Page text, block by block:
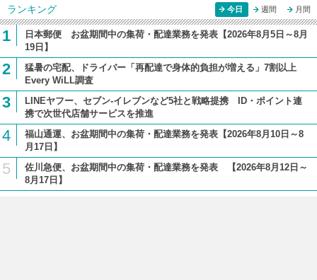
ランキング 今日 週間 月間
1
日本郵便 お盆期間中の集荷・配達業務を発表【2026年8月5日～8月
19日】
2
猛暑の宅配、ドライバー「再配達で身体的負担が増える」7割以上
Every WiLL調査
3
LINEヤフー、セブン-イレブンなど5社と戦略提携 ID・ポイント連
携で次世代店舗サービスを推進
4
福山通運、お盆期間中の集荷・配達業務を発表【2026年8月10日～8
月17日】
5
佐川急便、お盆期間中の集荷・配達業務を発表 【2026年8月12日～
8月17日】